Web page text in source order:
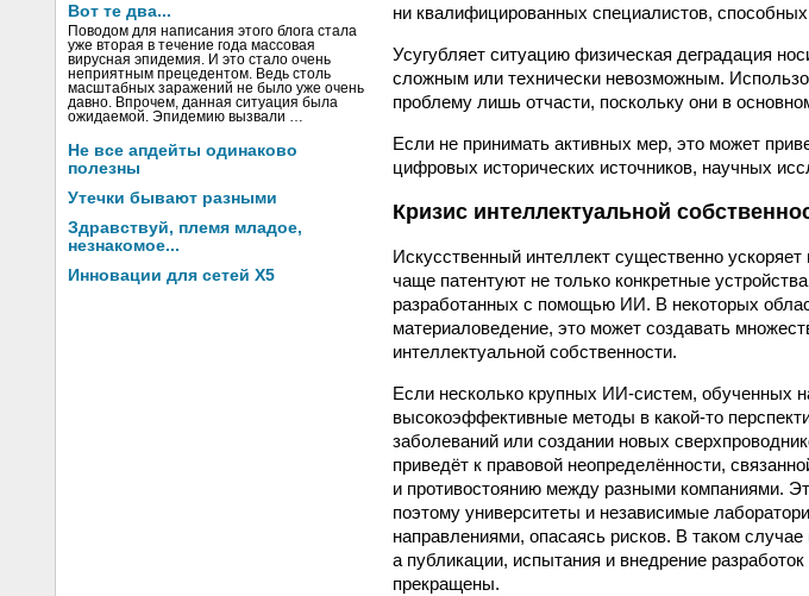
Вот те два...
Поводом для написания этого блога стала
уже вторая в течение года массовая
вирусная эпидемия. И это стало очень
неприятным прецедентом. Ведь столь
масштабных заражений не было уже очень
давно. Впрочем, данная ситуация была
ожидаемой. Эпидемию вызвали …
Не все апдейты одинаково
полезны
Утечки бывают разными
Здравствуй, племя младое,
незнакомое...
Инновации для сетей X5
ни квалифицированных специалистов,
Усугубляет ситуацию физическая деградация
сложным или технически невозможным.
проблему лишь отчасти, поскольку они в
Если не принимать активных мер, это может
цифровых исторических источников, научных
Кризис интеллектуальной
Искусственный интеллект существенно
чаще патентуют не только конкретные
разработанных с помощью ИИ. В некоторых
материаловедение, это может создавать
интеллектуальной собственности.
Если несколько крупных ИИ-систем, обученных
высокоэффективные методы в какой-то
заболеваний или создании новых
приведёт к правовой неопределённости,
и противостоянию между разными компаниями.
поэтому университеты и независимые
направлениями, опасаясь рисков. В таком
а публикации, испытания и внедрение
прекращены.